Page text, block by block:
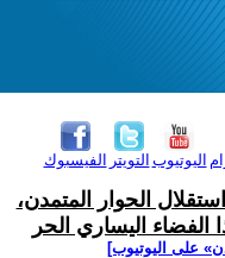
الفيسبوك التويتر اليوتيوب
الحوار المتمدن،
اليساري الحر
على اليوتيوب]